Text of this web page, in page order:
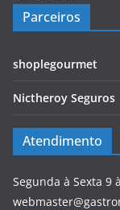
Parceiros
shoplegourmet
Nictheroy Seguros
Atendimento
Segunda à Sexta 9